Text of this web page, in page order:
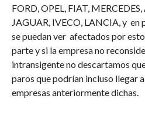
FORD, OPEL, FIAT,
JAGUAR, IVECO, LANCIA, y en
se puedan ver afectados por
parte y si la empresa no
intransigente no descartamos
paros que podrían incluso llegar
empresas anteriormente dichas.